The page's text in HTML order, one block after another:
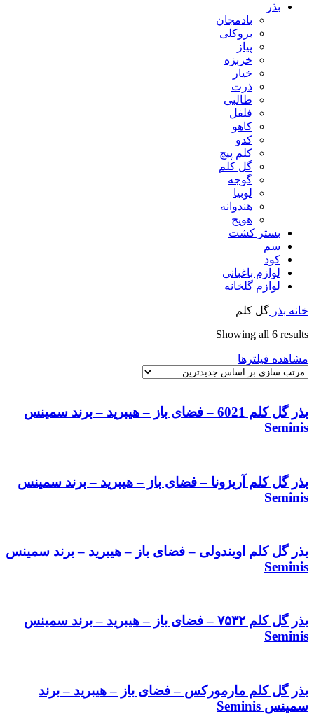
بذر
بادمجان
بروکلی
پیاز
خربزه
خیار
ذرت
طالبی
فلفل
کاهو
کدو
کلم پیچ
گل کلم
گوجه
لوبیا
هندوانه
هویج
بستر کشت
سم
کود
لوازم باغبانی
لوازم گلخانه
خانه بذر گل کلم
Showing all 6 results
مشاهده فیلترها
بذر گل کلم 6021 – فضای باز – هیبرید – برند سمینس
Seminis
بذر گل کلم آریزونا – فضای باز – هیبرید – برند سمینس
Seminis
بذر گل کلم اویندولی – فضای باز – هیبرید – برند سمینس
Seminis
بذر گل کلم ۷۵۳۲ – فضای باز – هیبرید – برند سمینس
Seminis
بذر گل کلم مارمورکس – فضای باز – هیبرید – برند
سمینس Seminis